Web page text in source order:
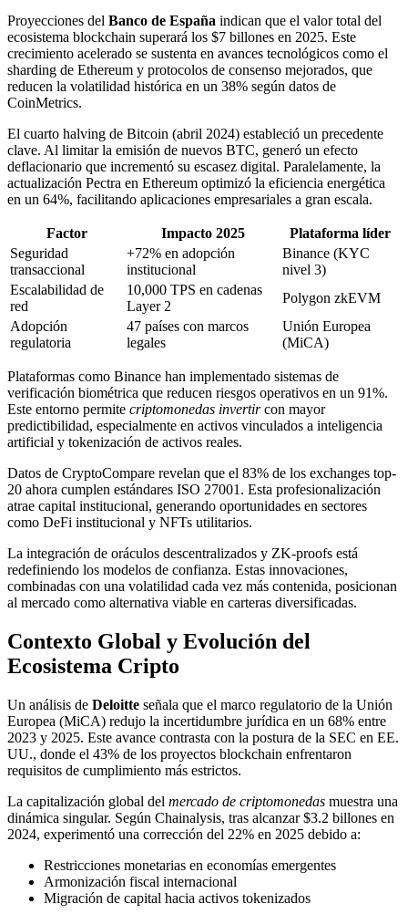
Proyecciones del Banco de España indican que el valor total del
ecosistema blockchain superará los $7 billones en 2025. Este
crecimiento acelerado se sustenta en avances tecnológicos como el
sharding de Ethereum y protocolos de consenso mejorados, que
reducen la volatilidad histórica en un 38% según datos de
CoinMetrics.
El cuarto halving de Bitcoin (abril 2024) estableció un precedente
clave. Al limitar la emisión de nuevos BTC, generó un efecto
deflacionario que incrementó su escasez digital. Paralelamente, la
actualización Pectra en Ethereum optimizó la eficiencia energética
en un 64%, facilitando aplicaciones empresariales a gran escala.
Factor Impacto 2025
Plataforma líder
Seguridad
transaccional
+72% en adopción
institucional
Binance (KYC
nivel 3)
Escalabilidad de
red
10,000 TPS en cadenas
Layer 2
Polygon zkEVM
Adopción
regulatoria
47 países con marcos
legales
Unión Europea
(MiCA)
Plataformas como Binance han implementado sistemas de
verificación biométrica que reducen riesgos operativos en un 91%.
Este entorno permite criptomonedas invertircon mayor
predictibilidad, especialmente en activos vinculados a inteligencia
artificial y tokenización de activos reales.
Datos de CryptoCompare revelan que el 83% de los exchanges top-
20 ahora cumplen estándares ISO 27001. Esta profesionalización
atrae capital institucional, generando oportunidades en sectores
como DeFi institucional y NFTs utilitarios.
La integración de oráculos descentralizados y ZK-proofs está
redefiniendo los modelos de confianza. Estas innovaciones,
combinadas con una volatilidad cada vez más contenida, posicionan
al mercado como alternativa viable en carteras diversificadas.
Contexto Global y Evolución del
Ecosistema Cripto
Un análisis de Deloitte señala que el marco regulatorio de la Unión
Europea (MiCA) redujo la incertidumbre jurídica en un 68% entre
2023 y 2025. Este avance contrasta con la postura de la SEC en EE.
UU., donde el 43% de los proyectos blockchain enfrentaron
requisitos de cumplimiento más estrictos.
La capitalización global del mercado de criptomonedas muestra una
dinámica singular. Según Chainalysis, tras alcanzar $3.2 billones en
2024, experimentó una corrección del 22% en 2025 debido a:
Restricciones monetarias en economías emergentes
Armonización fiscal internacional
Migración de capital hacia activos tokenizados